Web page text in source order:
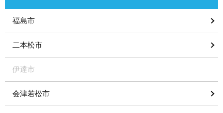
福島市
二本松市
伊達市
会津若松市